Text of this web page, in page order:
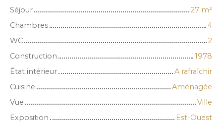
Séjour
27 m²
Chambres
4
WC
2
Construction
1978
État intérieur
A rafraîchir
Cuisine
Aménagée
Vue
Ville
Exposition
Est-Ouest